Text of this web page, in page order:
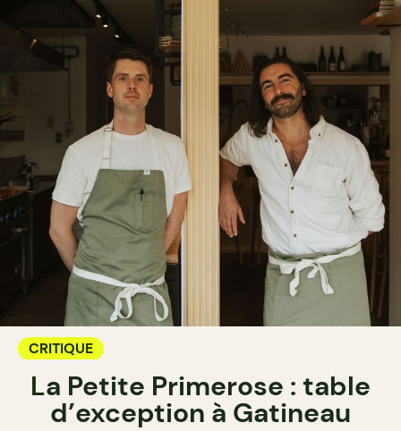
CRITIQUE
La Petite Primerose : table
d’exception à Gatineau